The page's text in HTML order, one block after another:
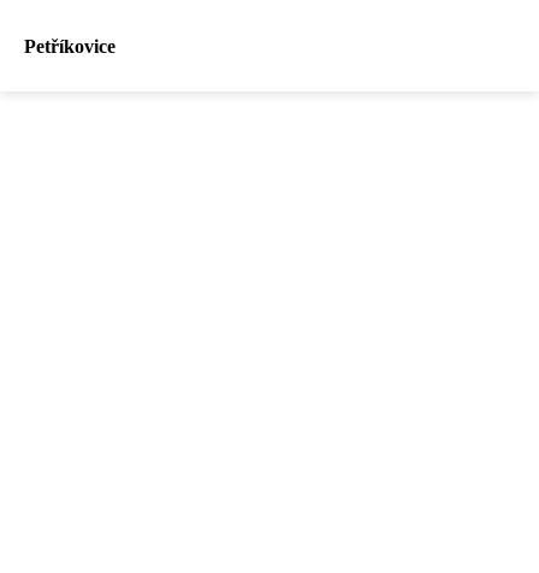
Petříkovice